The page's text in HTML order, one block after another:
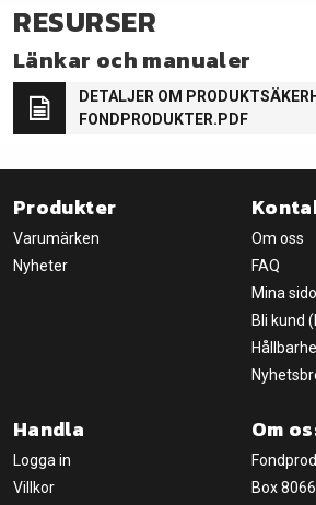
RESURSER
Länkar och manualer
DETALJER OM
FONDPRODUKTER.PDF
Produkter
Varumärken
Nyheter
Om oss
FAQ
Mina
Bli kund
Handla
Logga in
Villkor
Om
Box 8066